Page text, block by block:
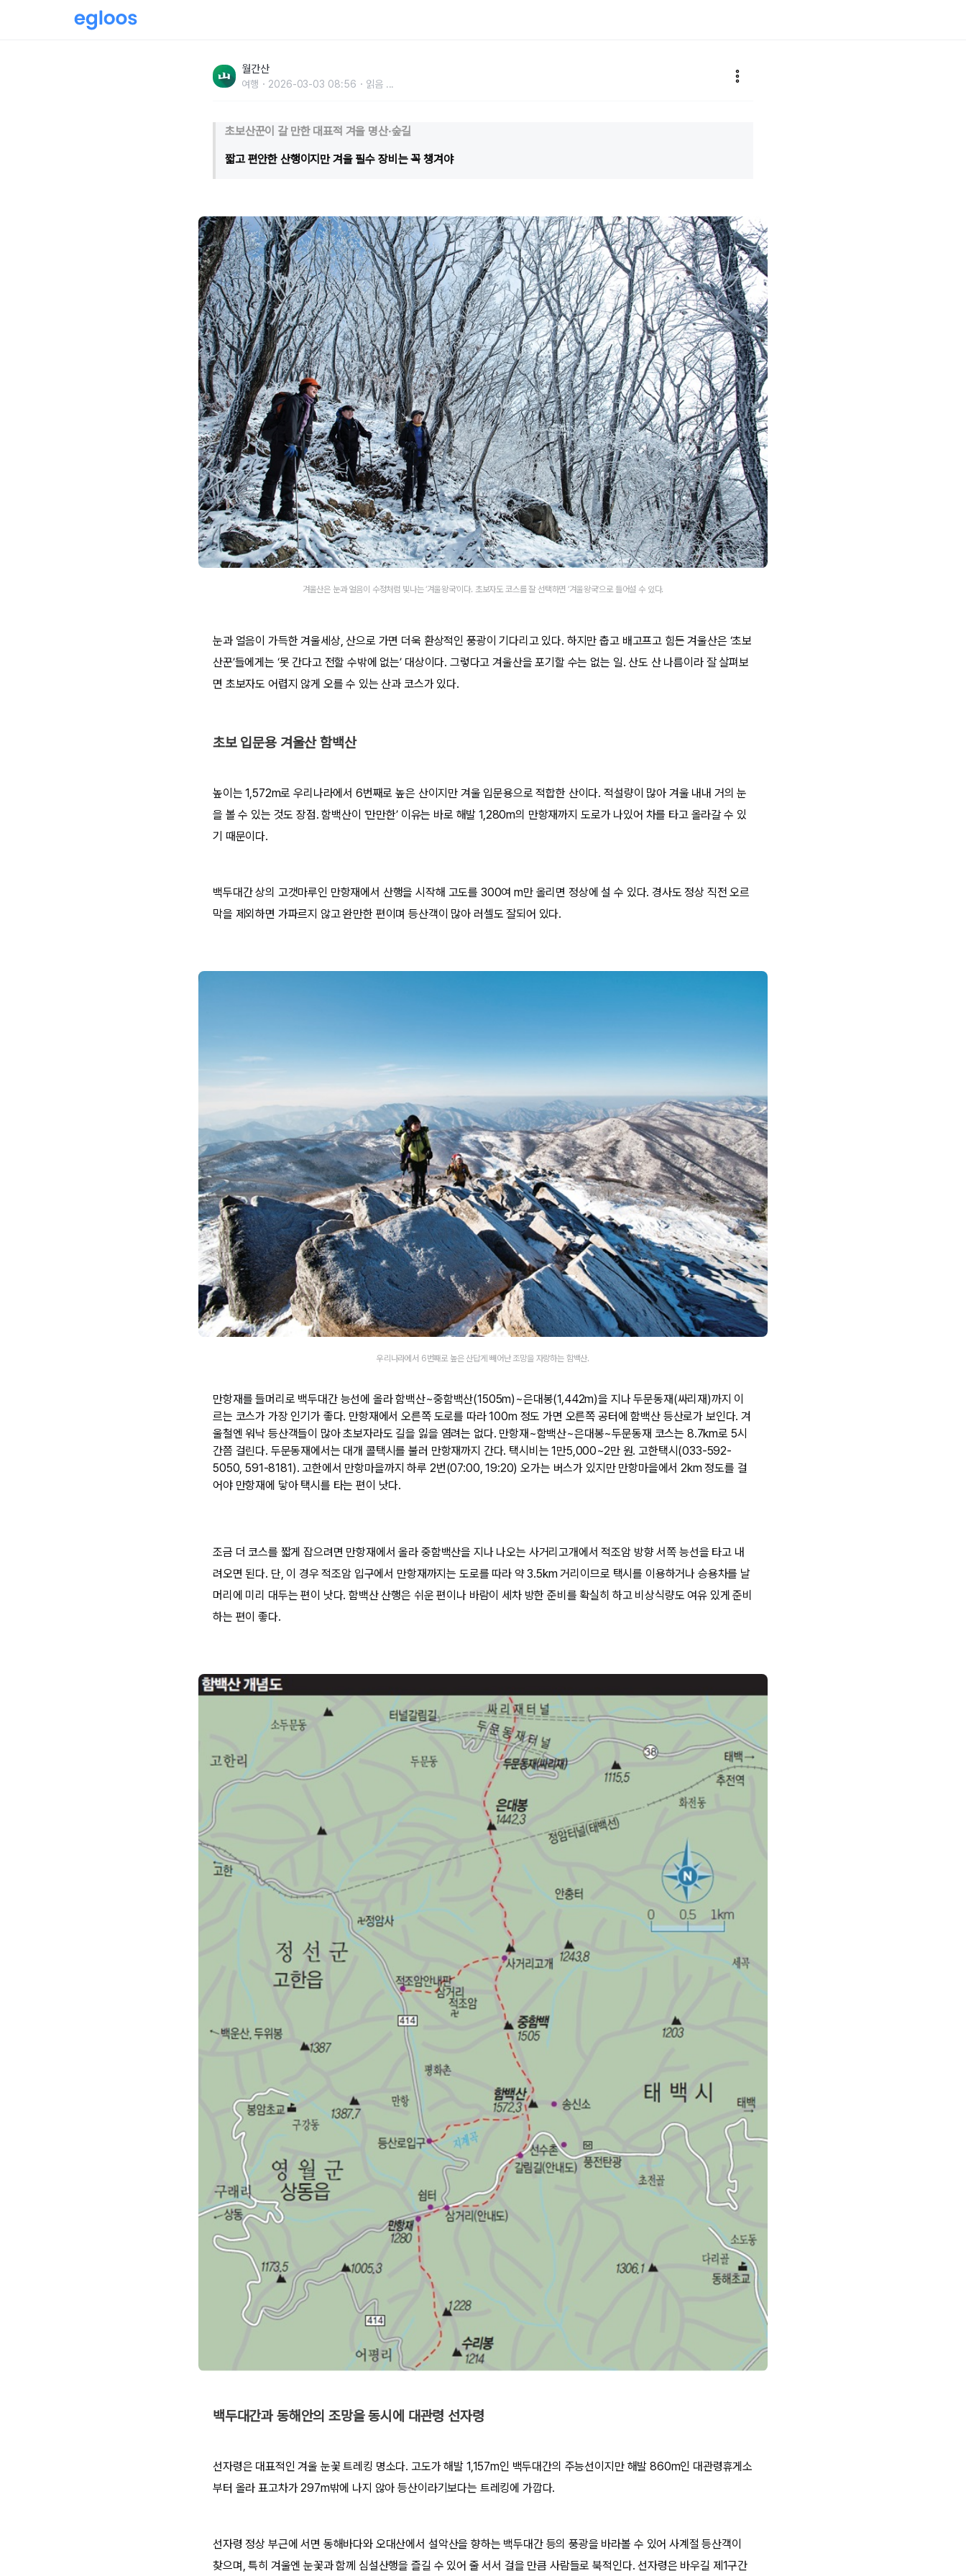
월간산
여행 2026-03-03 08:56 읽음 ...
초보산꾼이 갈 만한 대표적 겨울 명산·숲길
짧고 편안한 산행이지만 겨울 필수 장비는 꼭 챙겨야
겨울산은 눈과 얼음이 수정처럼 빛나는 ‘겨울왕국’이다. 초보자도 코스를 잘 선택하면 ‘겨울왕국’으로 들어설 수 있다.
눈과 얼음이 가득한 겨울세상, 산으로 가면 더욱 환상적인 풍광이 기다리고 있다. 하지만 춥고 배고프고 힘든 겨울산은 ‘초보
산꾼’들에게는 ‘못 간다고 전할 수밖에 없는’ 대상이다. 그렇다고 겨울산을 포기할 수는 없는 일. 산도 산 나름이라 잘 살펴보
면 초보자도 어렵지 않게 오를 수 있는 산과 코스가 있다.
초보 입문용 겨울산 함백산
높이는 1,572m로 우리나라에서 6번째로 높은 산이지만 겨울 입문용으로 적합한 산이다. 적설량이 많아 겨울 내내 거의 눈
을 볼 수 있는 것도 장점. 함백산이 ‘만만한’ 이유는 바로 해발 1,280m의 만항재까지 도로가 나있어 차를 타고 올라갈 수 있
기 때문이다.
백두대간 상의 고갯마루인 만항재에서 산행을 시작해 고도를 300여 m만 올리면 정상에 설 수 있다. 경사도 정상 직전 오르
막을 제외하면 가파르지 않고 완만한 편이며 등산객이 많아 러셀도 잘되어 있다.
우리나라에서 6번째로 높은 산답게 빼어난 조망을 자랑하는 함백산.
만항재를 들머리로 백두대간 능선에 올라 함백산~중함백산(1505m)~은대봉(1,442m)을 지나 두문동재(싸리재)까지 이
르는 코스가 가장 인기가 좋다. 만항재에서 오른쪽 도로를 따라 100m 정도 가면 오른쪽 공터에 함백산 등산로가 보인다. 겨
울철엔 워낙 등산객들이 많아 초보자라도 길을 잃을 염려는 없다. 만항재~함백산~은대봉~두문동재 코스는 8.7km로 5시
간쯤 걸린다. 두문동재에서는 대개 콜택시를 불러 만항재까지 간다. 택시비는 1만5,000~2만 원. 고한택시(033-592-
5050, 591-8181). 고한에서 만항마을까지 하루 2번(07:00, 19:20) 오가는 버스가 있지만 만항마을에서 2km 정도를 걸
어야 만항재에 닿아 택시를 타는 편이 낫다.
조금 더 코스를 짧게 잡으려면 만항재에서 올라 중함백산을 지나 나오는 사거리고개에서 적조암 방향 서쪽 능선을 타고 내
려오면 된다. 단, 이 경우 적조암 입구에서 만항재까지는 도로를 따라 약 3.5km 거리이므로 택시를 이용하거나 승용차를 날
머리에 미리 대두는 편이 낫다. 함백산 산행은 쉬운 편이나 바람이 세차 방한 준비를 확실히 하고 비상식량도 여유 있게 준비
하는 편이 좋다.
백두대간과 동해안의 조망을 동시에 대관령 선자령
선자령은 대표적인 겨울 눈꽃 트레킹 명소다. 고도가 해발 1,157m인 백두대간의 주능선이지만 해발 860m인 대관령휴게소
부터 올라 표고차가 297m밖에 나지 않아 등산이라기보다는 트레킹에 가깝다.
선자령 정상 부근에 서면 동해바다와 오대산에서 설악산을 향하는 백두대간 등의 풍광을 바라볼 수 있어 사계절 등산객이
찾으며, 특히 겨울엔 눈꽃과 함께 심설산행을 즐길 수 있어 줄 서서 걸을 만큼 사람들로 북적인다. 선자령은 바우길 제1구간